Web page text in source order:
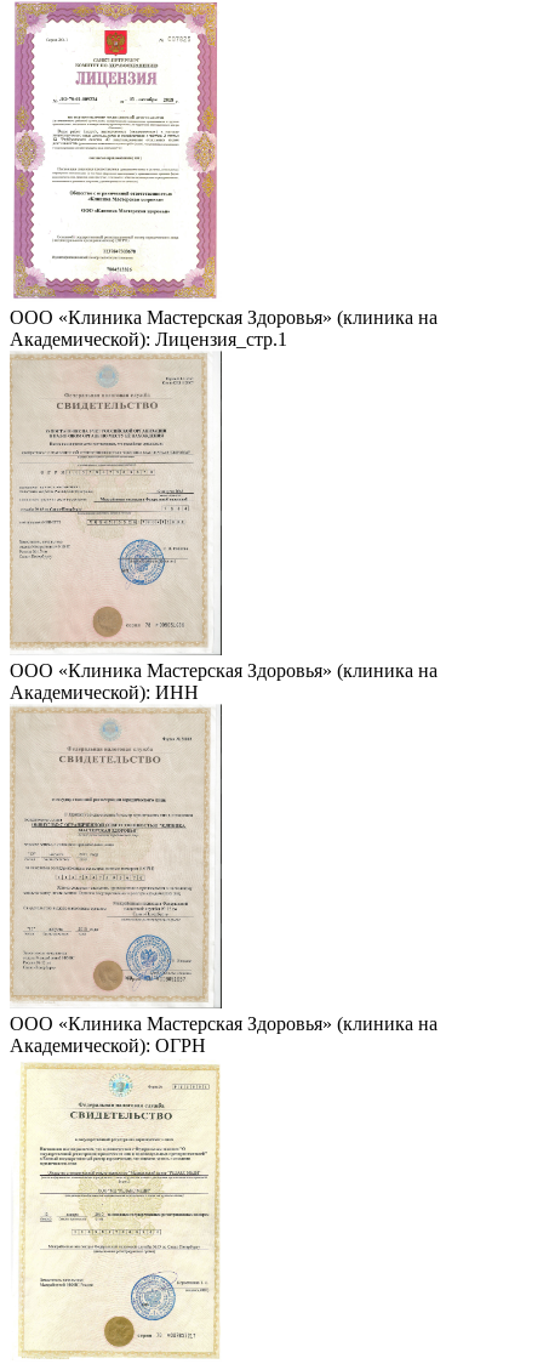
ООО «Клиника Мастерская Здоровья» (клиника на
Академической): Лицензия_стр.1
ООО «Клиника Мастерская Здоровья» (клиника на
Академической): ИНН
ООО «Клиника Мастерская Здоровья» (клиника на
Академической): ОГРН